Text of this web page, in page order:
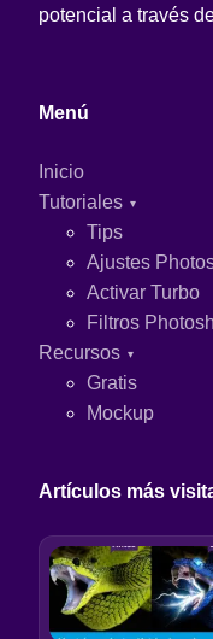
potencial a través
Menú
Inicio
Tutoriales
Tips
Ajustes
Activar Turbo
Filtros
Recursos
Gratis
Mockup
Artículos más